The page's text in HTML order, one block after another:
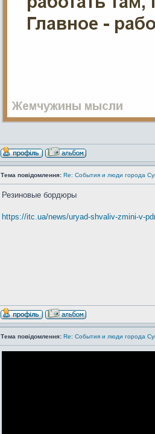
Тема повідомлення: Re: События и люди города
Резиновые бордюры
https://itc.ua/news/uryad-shvaliv-zmini-v-
Тема повідомлення: Re: События и люди города